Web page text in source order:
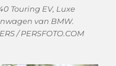
Touring EV, Luxe
van BMW.
/ PERSFOTO.COM